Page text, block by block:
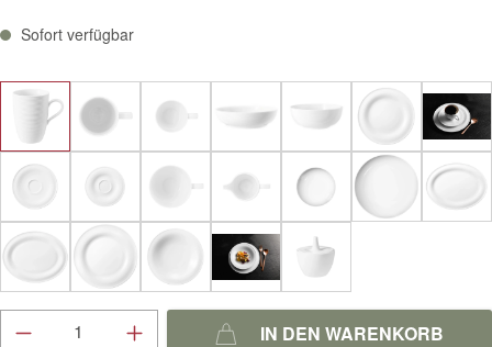
Sofort verfügbar
Produkt Anzahl: Gib den gewünschten Wert
IN DEN WARENKORB